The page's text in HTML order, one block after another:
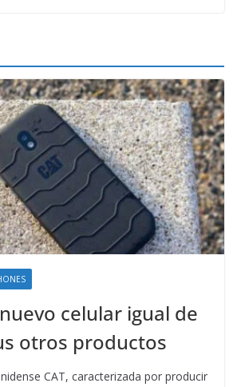
celular igual de
otros productos
CAT, caracterizada por producir